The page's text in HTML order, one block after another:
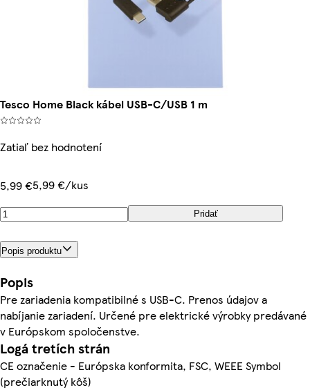
Tesco Home Black kábel USB-C/USB 1 m
Zatiaľ bez hodnotení
5,99 €5,99 €/kus
Pridať
Popis produktu
Popis
Pre zariadenia kompatibilné s USB-C. Prenos údajov a
nabíjanie zariadení. Určené pre elektrické výrobky predávané
v Európskom spoločenstve.
Logá tretích strán
CE označenie - Európska konformita, FSC, WEEE Symbol
(prečiarknutý kôš)